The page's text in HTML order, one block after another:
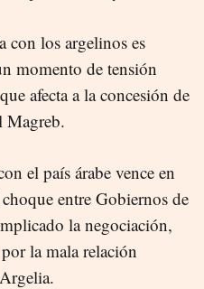
con los argelinos es
momento de tensión
afecta a la concesión de
Magreb.
el país árabe vence en
entre Gobiernos de
la negociación,
la mala relación